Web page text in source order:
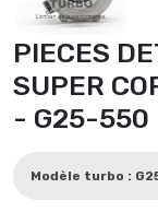
PIECES
SUPER
- G25-550
Modèle turbo :